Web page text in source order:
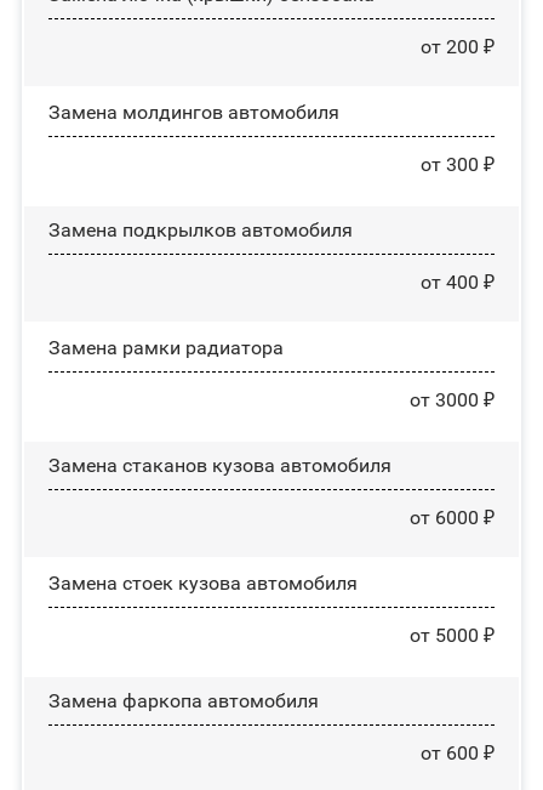
от 200 ₽
Замена молдингов автомобиля
от 300 ₽
Замена пoдĸpылĸoв автомобиля
от 400 ₽
Замена рамки радиатора
от 3000 ₽
Замена стаканов кузова автомобиля
от 6000 ₽
Замена стоек кузова автомобиля
от 5000 ₽
Замена фаркопа автомобиля
от 600 ₽